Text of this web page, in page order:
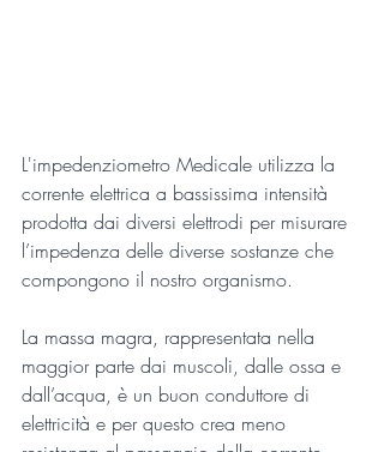
L'impedenziometro Medicale utilizza la
corrente elettrica a bassissima intensità
prodotta dai diversi elettrodi per misurare
l’impedenza delle diverse sostanze che
compongono il nostro organismo.
La massa magra, rappresentata nella
maggior parte dai muscoli, dalle ossa e
dall’acqua, è un buon conduttore di
elettricità e per questo crea meno